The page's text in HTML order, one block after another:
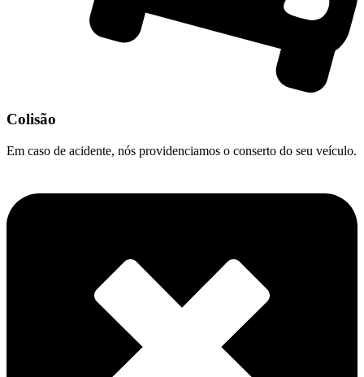
Colisão
Em caso de acidente, nós providenciamos o conserto do seu veículo.